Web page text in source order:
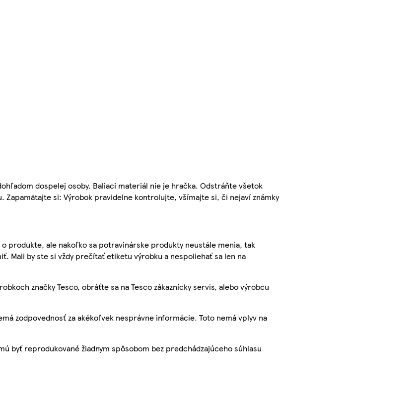
dospelej osoby. Baliaci materiál nie je hračka. Odstráňte všetok
si: Výrobok pravidelne kontrolujte, všímajte si, či nejaví známky
produkte, ale nakoľko sa potravinárske produkty neustále menia, tak
Mali by ste si vždy prečítať etiketu výrobku a nespoliehať sa len na
značky Tesco, obráťte sa na Tesco zákaznícky servis, alebo výrobcu
zodpovednosť za akékoľvek nesprávne informácie. Toto nemá vplyv na
byť reprodukované žiadnym spôsobom bez predchádzajúceho súhlasu